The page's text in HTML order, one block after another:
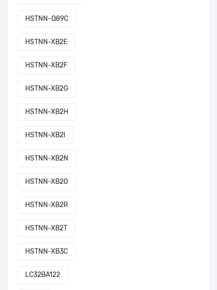
HSTNN-Q89C
HSTNN-XB2E
HSTNN-XB2F
HSTNN-XB2G
HSTNN-XB2H
HSTNN-XB2I
HSTNN-XB2N
HSTNN-XB2O
HSTNN-XB2R
HSTNN-XB2T
HSTNN-XB3C
LC32BA122